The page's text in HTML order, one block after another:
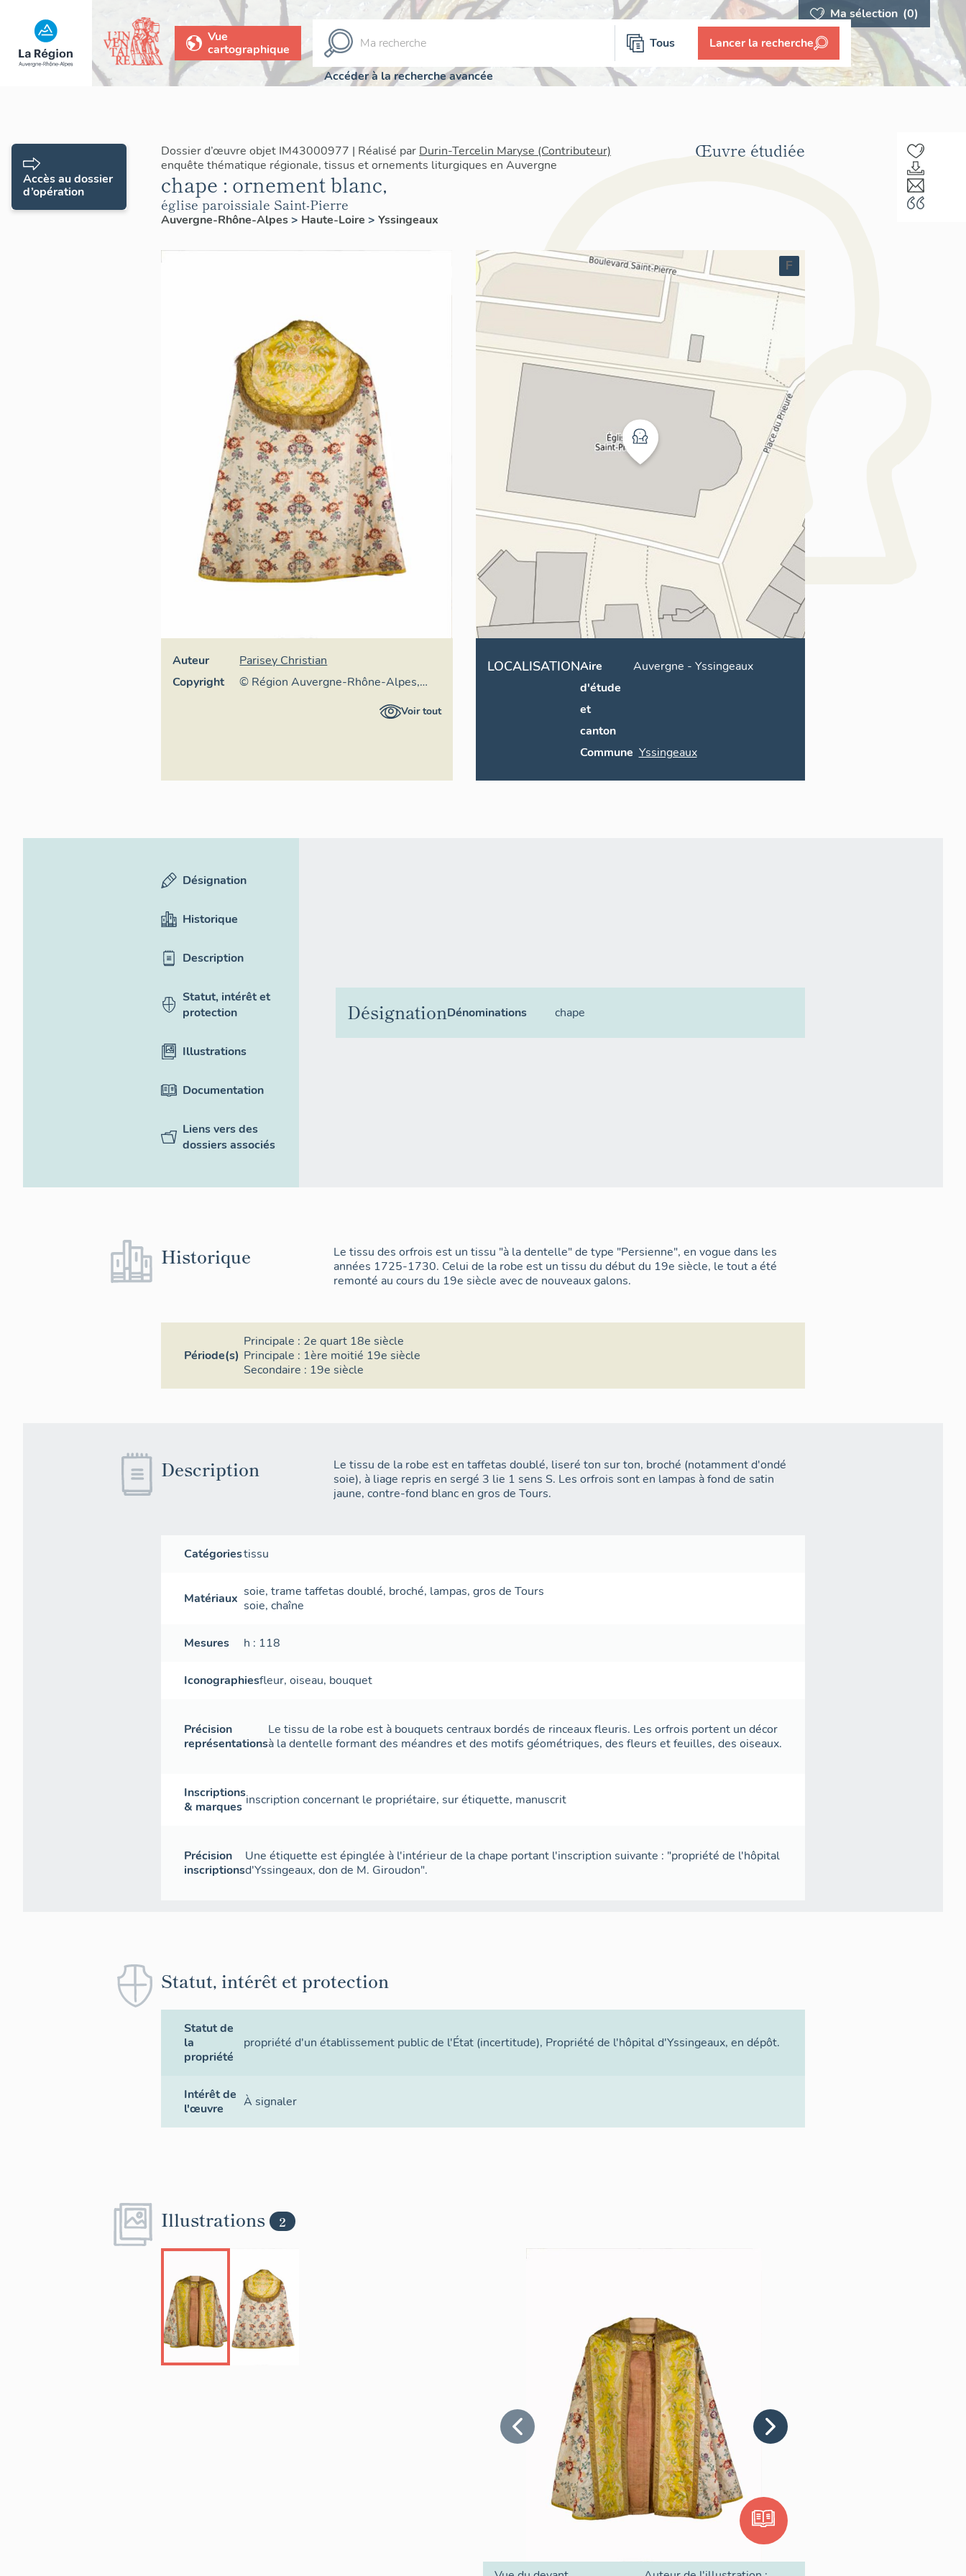
Ma sélection (0)
Vue
cartographique
Tous Lancer la recherche
Accéder à la recherche avancée
Dossier d’œuvre objet IM43000977 | Réalisé par Durin-Tercelin Maryse (Contributeur)
enquête thématique régionale, tissus et ornements liturgiques en Auvergne
chape : ornement blanc,
église paroissiale Saint-Pierre
Auvergne-Rhône-Alpes> Haute-Loire > Yssingeaux
Œuvre étudiée
Auteur
Parisey Christian
Copyright
© Région Auvergne-Rhône-Alpes,
Inventaire général du patrimoineVoir tout
F
LOCALISATIONAire
d'étude
et
canton
Auvergne - Yssingeaux
Commune Yssingeaux
Accès au dossier
d’opération
Désignation
Historique
Description
Statut, intérêt et
protection
Illustrations
Documentation
Liens vers des
dossiers associés
DésignationDénominations chape
Historique
Le tissu des orfrois est un tissu "à la dentelle" de type "Persienne", en vogue dans les
années 1725-1730. Celui de la robe est un tissu du début du 19e siècle, le tout a été
remonté au cours du 19e siècle avec de nouveaux galons.
Période(s)
Principale : 2e quart 18e siècle
Principale : 1ère moitié 19e siècle
Secondaire : 19e siècle
Description
Le tissu de la robe est en taffetas doublé, liseré ton sur ton, broché (notamment d'ondé
soie), à liage repris en sergé 3 lie 1 sens S. Les orfrois sont en lampas à fond de satin
jaune, contre-fond blanc en gros de Tours.
Catégoriestissu
Matériaux soie,trame taffetas doublé, broché, lampas,gros de Tours
soie,chaîne
Mesures h : 118
Iconographiesfleur, oiseau, bouquet
Précision
représentations
Le tissu de la robe est à bouquets centraux bordés de rinceaux fleuris. Les orfrois portent un décor
à la dentelle formant des méandres et des motifs géométriques, des fleurs et feuilles, des oiseaux.
Inscriptions
& marques inscription concernant le propriétaire, sur étiquette, manuscrit
Précision
inscriptions
Une étiquette est épinglée à l'intérieur de la chape portant l'inscription suivante : "propriété de l'hôpital
d'Yssingeaux, don de M. Giroudon".
Statut, intérêt et protection
Statut de
la
propriété
propriété d'un établissement public de l'État (incertitude), Propriété de l'hôpital d'Yssingeaux, en dépôt.
Intérêt de
l'œuvre
À signaler
Illustrations 2